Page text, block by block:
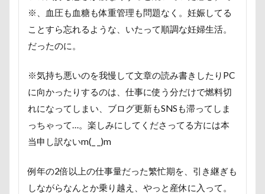
※、血圧も血糖も体重管理も問題なく。妊娠してる
ことすら忘れるような、いたって順調な妊婦生活。
だったのに。
※気持ち悪いのを我慢して文章の読み書きしたりPC
に向かったりするのは、仕事に使う分だけで燃料切
れになってしまい、ブログ更新もSNSも滞ってしま
っちゃって…。楽しみにしてくださってる方には本
当申し訳ないm(_ _)m
例年の2倍以上の仕事量だった繁忙期を、引き継ぎも
しながらなんとか乗り越え、やっと産休に入って。
実はすごい
宝登山
宇宙犬スヌード
宇宙兄弟
子犬のワルツ
嬬恋村
妖怪アンテナ
天然記念物
大脱出 大福
大物説
大満足
大島屋 大宮区
大宮公園
大和町
夢愛ちゃん
ワンコ御節
ワンコプレート
ペーターくん
ペンダント